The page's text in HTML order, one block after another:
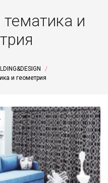
и
и геометрия